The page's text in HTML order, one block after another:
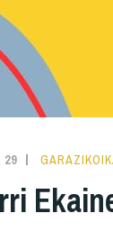
29